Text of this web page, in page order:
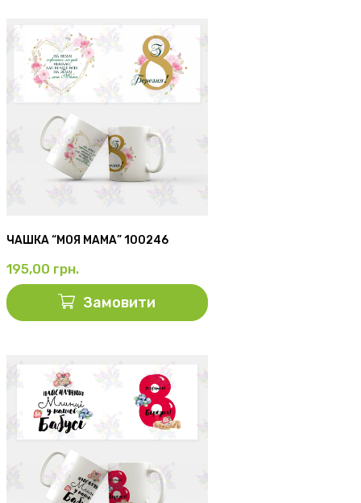
ЧАШКА “МОЯ МАМА” 100246
195,00 грн.
Замовити